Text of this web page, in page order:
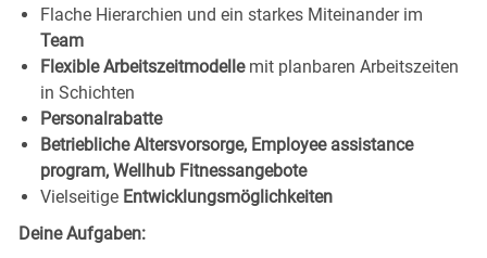
Flache Hierarchien und ein starkes Miteinander im
Team
Flexible Arbeitszeitmodelle mit planbaren Arbeitszeiten
in Schichten
Personalrabatte
Betriebliche Altersvorsorge, Employee assistance
program, Wellhub Fitnessangebote
Vielseitige Entwicklungsmöglichkeiten
Deine Aufgaben: